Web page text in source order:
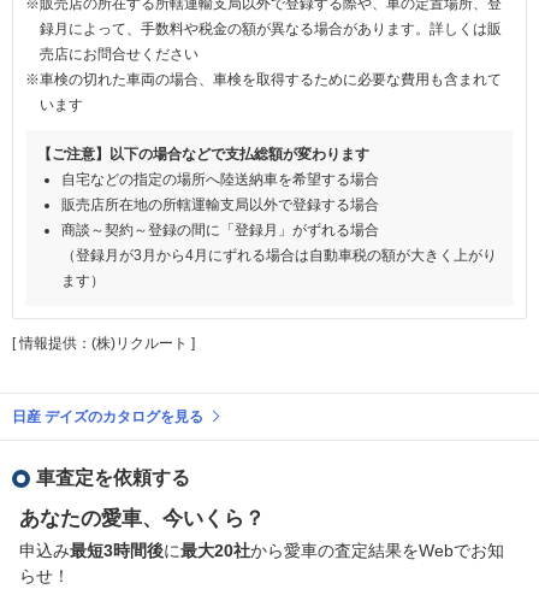
録月によって、手数料や税金の額が異なる場合があります。詳しくは販
売店にお問合せください
※車検の切れた車両の場合、車検を取得するために必要な費用も含まれて
います
【ご注意】以下の場合などで支払総額が変わります
自宅などの指定の場所へ陸送納車を希望する場合
販売店所在地の所轄運輸支局以外で登録する場合
商談～契約～登録の間に「登録月」がずれる場合
（登録月が3月から4月にずれる場合は自動車税の額が大きく上がり
ます）
[ 情報提供：(株)リクルート ]
日産 デイズのカタログを見る
車査定を依頼する
あなたの愛車、今いくら？
申込み最短3時間後に最大20社から愛車の査定結果をWebでお知
らせ！